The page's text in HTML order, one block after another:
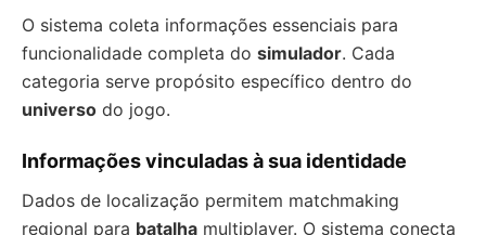
O sistema coleta informações essenciais para
funcionalidade completa do simulador. Cada
categoria serve propósito específico dentro do
universo do jogo.
Informações vinculadas à sua identidade
Dados de localização permitem matchmaking
regional para batalha multiplayer. O sistema conecta